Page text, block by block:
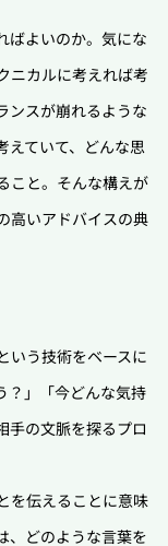
ばよいのか。気にな
ニカルに考えれば考
ンスが崩れるような
えていて、どんな思
こと。そんな構えが
高いアドバイスの典
いう技術をベースに
？」「今どんな気持
手の文脈を探るプロ
を伝えることに意味
、どのような言葉を